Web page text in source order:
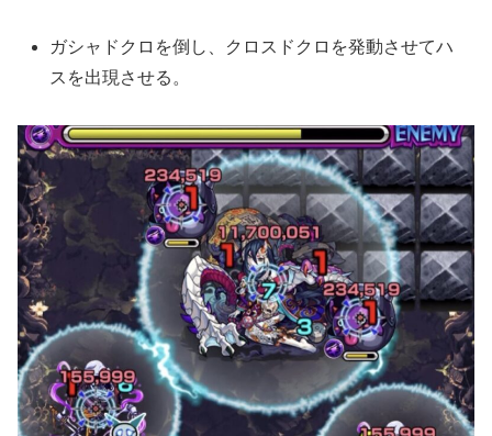
ガシャドクロを倒し、クロスドクロを発動させてハ
スを出現させる。